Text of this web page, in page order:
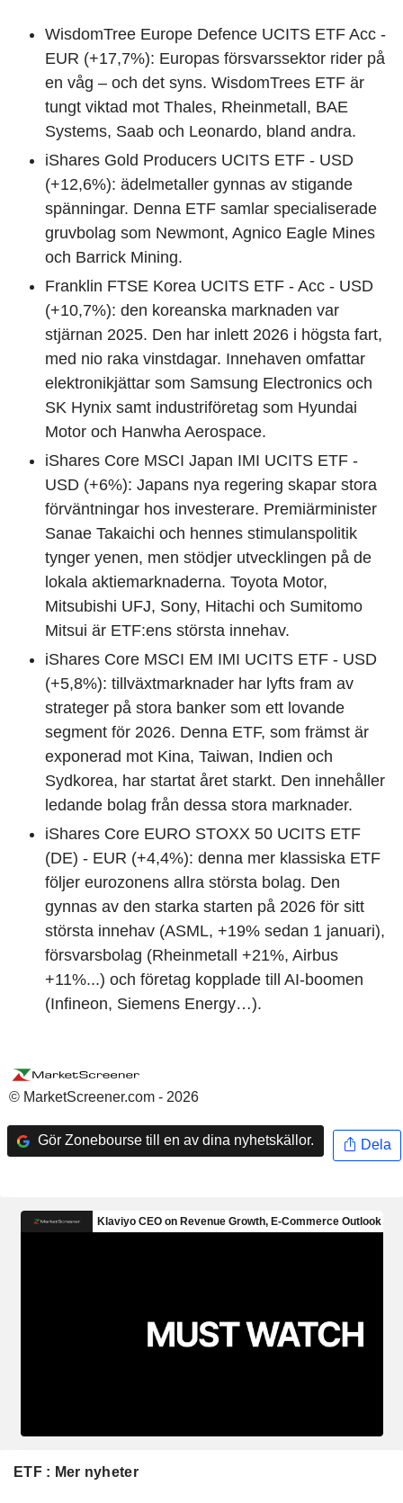
WisdomTree Europe Defence UCITS ETF Acc -
EUR (+17,7%): Europas försvarssektor rider på
en våg – och det syns. WisdomTrees ETF är
tungt viktad mot Thales, Rheinmetall, BAE
Systems, Saab och Leonardo, bland andra.
iShares Gold Producers UCITS ETF - USD
(+12,6%): ädelmetaller gynnas av stigande
spänningar. Denna ETF samlar specialiserade
gruvbolag som Newmont, Agnico Eagle Mines
och Barrick Mining.
Franklin FTSE Korea UCITS ETF - Acc - USD
(+10,7%): den koreanska marknaden var
stjärnan 2025. Den har inlett 2026 i högsta fart,
med nio raka vinstdagar. Innehaven omfattar
elektronikjättar som Samsung Electronics och
SK Hynix samt industriföretag som Hyundai
Motor och Hanwha Aerospace.
iShares Core MSCI Japan IMI UCITS ETF -
USD (+6%): Japans nya regering skapar stora
förväntningar hos investerare. Premiärminister
Sanae Takaichi och hennes stimulanspolitik
tynger yenen, men stödjer utvecklingen på de
lokala aktiemarknaderna. Toyota Motor,
Mitsubishi UFJ, Sony, Hitachi och Sumitomo
Mitsui är ETF:ens största innehav.
iShares Core MSCI EM IMI UCITS ETF - USD
(+5,8%): tillväxtmarknader har lyfts fram av
strateger på stora banker som ett lovande
segment för 2026. Denna ETF, som främst är
exponerad mot Kina, Taiwan, Indien och
Sydkorea, har startat året starkt. Den innehåller
ledande bolag från dessa stora marknader.
iShares Core EURO STOXX 50 UCITS ETF
(DE) - EUR (+4,4%): denna mer klassiska ETF
följer eurozonens allra största bolag. Den
gynnas av den starka starten på 2026 för sitt
största innehav (ASML, +19% sedan 1 januari),
försvarsbolag (Rheinmetall +21%, Airbus
+11%...) och företag kopplade till AI-boomen
(Infineon, Siemens Energy…).
© MarketScreener.com - 2026
Gör Zonebourse till en av dina nyhetskällor. Dela
ETF : Mer nyheter